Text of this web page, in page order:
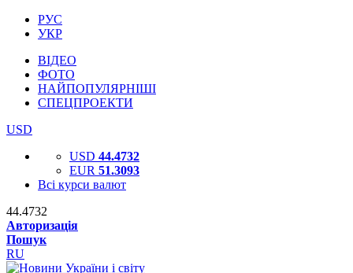
РУС
УКР
ВІДЕО
ФОТО
НАЙПОПУЛЯРНІШІ
СПЕЦПРОЕКТИ
USD
USD 44.4732
EUR 51.3093
Всі курси валют
44.4732
Авторизація
Пошук
RU